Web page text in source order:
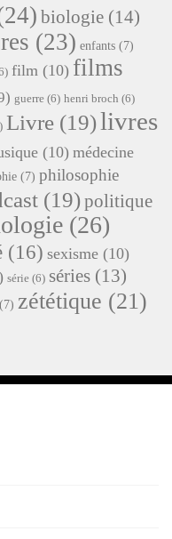
biologie (14)
(23) enfants (7)
film (10) films
guerre (6) henri broch (6)
Livre (19)livres
(10) médecine
(7) philosophie
(19)politique
(26)
(16) sexisme (10)
série (6) séries (13)
(7) zététique (21)